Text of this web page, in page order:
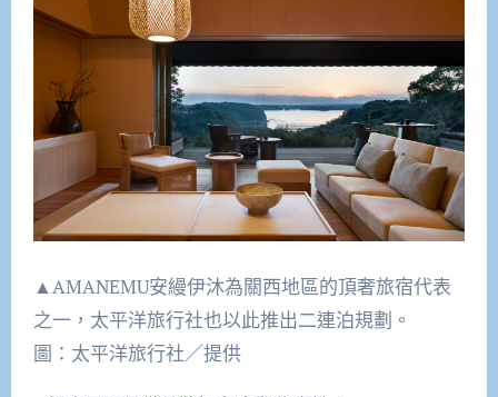
▲AMANEMU安縵伊沐為關西地區的頂奢旅宿代表
之一，太平洋旅行社也以此推出二連泊規劃。
圖：太平洋旅行社／提供